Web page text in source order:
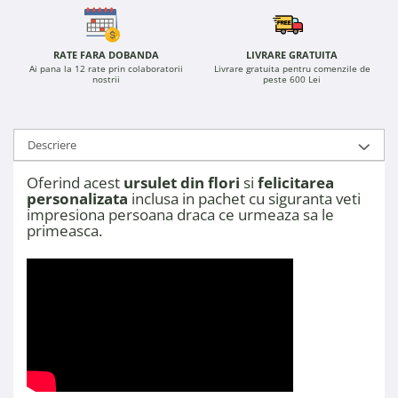
RATE FARA DOBANDA
Ai pana la 12 rate prin colaboratorii
nostrii
LIVRARE GRATUITA
Livrare gratuita pentru comenzile de
peste 600 Lei
Descriere
Oferind acest ursulet din flori si felicitarea
personalizata inclusa in pachet cu siguranta veti
impresiona persoana draca ce urmeaza sa le
primeasca.